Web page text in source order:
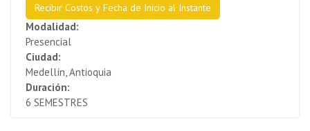
Recibir Costos y Fecha de Inicio al Instante
Modalidad:
Presencial
Ciudad:
Medellín, Antioquia
Duración:
6 SEMESTRES